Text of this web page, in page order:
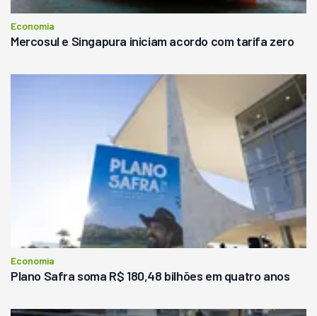
Economia
Mercosul e Singapura iniciam acordo com tarifa zero
Economia
Plano Safra soma R$ 180,48 bilhões em quatro anos